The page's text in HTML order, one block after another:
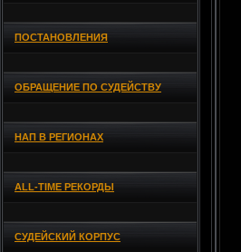
ПОСТАНОВЛЕНИЯ
ОБРАЩЕНИЕ ПО СУДЕЙСТВУ
НАП В РЕГИОНАХ
ALL-TIME РЕКОРДЫ
СУДЕЙСКИЙ КОРПУС